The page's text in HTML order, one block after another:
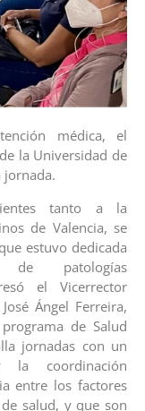
médica, el
la Universidad de
jornada.
tanto a la
de Valencia, se
estuvo dedicada
patologías
el Vicerrector
Ángel Ferreira,
de Salud
jornadas con un
la coordinación
entre los factores
salud, y que son